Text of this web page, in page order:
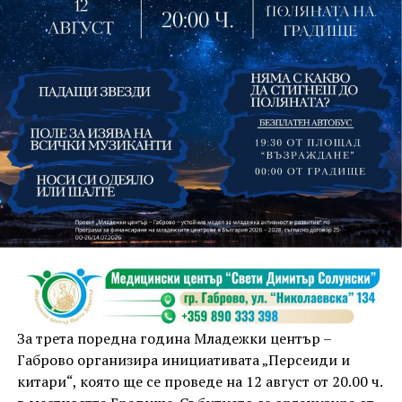
На 13 август организаторите са предвидили
занимания и за здрав дух, и за здраво тяло.
Инструкторката по пилатес и йога Йоанна Петрова
от FitLab ще се погрижи за добрия тонус с групова
тренировка от 19.00 ч., а след това ще има мозъчна
атака с куиз вечер за обща култура. Вечерта ще
приключи с прожекция на новия български
комедиен филм „Брънч за начинаещи“ – в парка,
под звездното дряновско небе.
За трета поредна година Младежки център –
Габрово организира инициативата „Персеиди и
китари“, която ще се проведе на 12 август от 20.00 ч.